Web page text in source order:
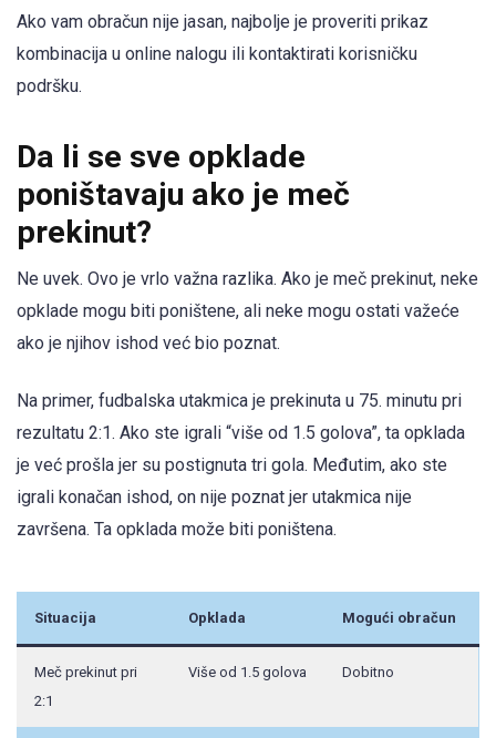
Ako vam obračun nije jasan, najbolje je proveriti prikaz
kombinacija u online nalogu ili kontaktirati korisničku
podršku.
Da li se sve opklade
poništavaju ako je meč
prekinut?
Ne uvek. Ovo je vrlo važna razlika. Ako je meč prekinut, neke
opklade mogu biti poništene, ali neke mogu ostati važeće
ako je njihov ishod već bio poznat.
Na primer, fudbalska utakmica je prekinuta u 75. minutu pri
rezultatu 2:1. Ako ste igrali “više od 1.5 golova”, ta opklada
je već prošla jer su postignuta tri gola. Međutim, ako ste
igrali konačan ishod, on nije poznat jer utakmica nije
završena. Ta opklada može biti poništena.
Situacija Opklada Mogući obračun
Meč prekinut pri
2:1
Više od 1.5 golova Dobitno